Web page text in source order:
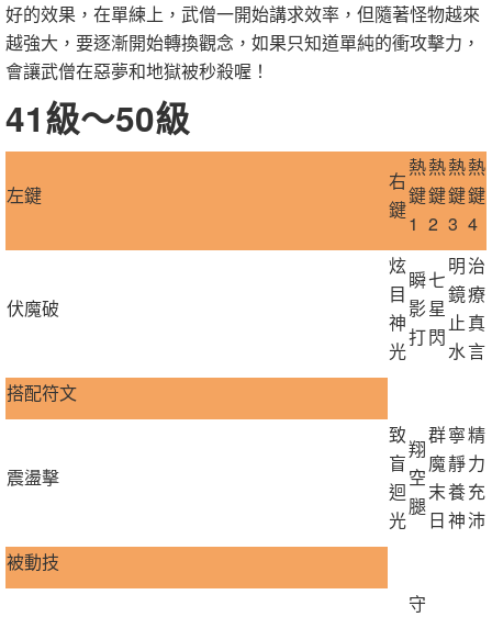
好的效果，在單練上，武僧一開始講求效率，但隨著怪物越來
越強大，要逐漸開始轉換觀念，如果只知道單純的衝攻擊力，
會讓武僧在惡夢和地獄被秒殺喔！
41級～50級
左鍵
右
鍵
熱
鍵
1
熱
鍵
2
熱
鍵
3
熱
鍵
4
伏魔破
炫
目
神
光
瞬
影
打
七
星
閃
明
鏡
止
水
治
療
真
言
搭配符文
震盪擊
致
盲
迴
光
翔
空
腿
群
魔
末
日
寧
靜
養
神
精
力
充
沛
被動技
守